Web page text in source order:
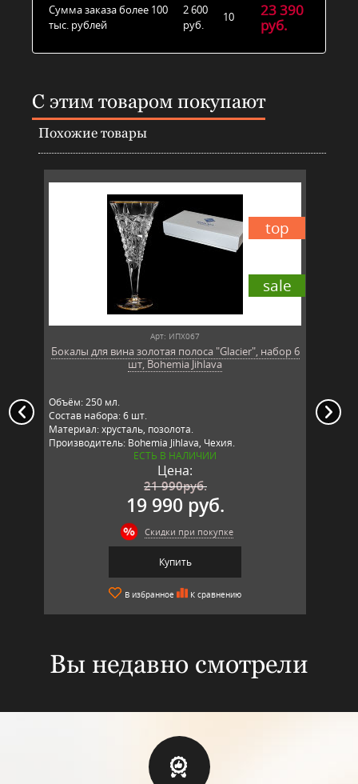
Сумма заказа более 100
тыс. рублей
2 600
руб.
10
23 390
руб.
С этим товаром покупают
Похожие товары
sale
top
Арт: ИПХ067
Бокалы для вина золотая полоса "Glacier", набор 6
шт, Bohemia Jihlava
Объём: 250 мл.
Состав набора: 6 шт.
Материал: хрусталь, позолота.
Производитель: Bohemia Jihlava, Чехия.
ЕСТЬ В НАЛИЧИИ
Цена:
21 990руб.
19 990 руб.
Скидки при покупке
Купить
В избранное К сравнению
Объём:
Состав
Вы недавно смотрели